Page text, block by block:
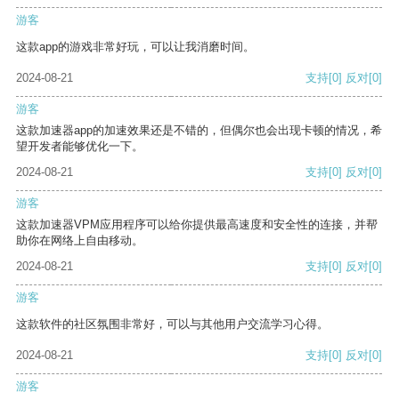
游客
这款app的游戏非常好玩，可以让我消磨时间。
2024-08-21 支持[0] 反对[0]
游客
这款加速器app的加速效果还是不错的，但偶尔也会出现卡顿的情况，希
望开发者能够优化一下。
2024-08-21
支持[0] 反对[0]
游客
这款加速器VPM应用程序可以给你提供最高速度和安全性的连接，并帮
助你在网络上自由移动。
2024-08-21
支持[0] 反对[0]
游客
这款软件的社区氛围非常好，可以与其他用户交流学习心得。
2024-08-21 支持[0] 反对[0]
游客